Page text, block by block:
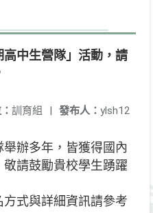
中生營隊」活動，請
發布人： ylsh12
訓育組 |
辦多年，皆獲得國內
請鼓勵貴校學生踴躍
式與詳細資訊請參考